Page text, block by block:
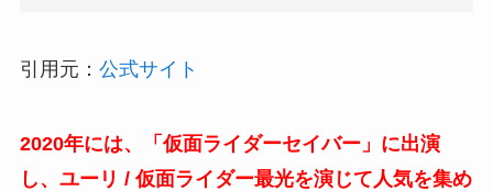
引用元： 公式サイト
2020年には、「仮面ライダーセイバー」に出演
し、ユーリ / 仮面ライダー最光を演じて人気を集め